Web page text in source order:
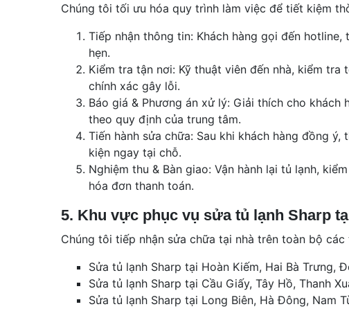
Chúng tôi tối ưu hóa quy trình làm việc để tiết kiệm
Tiếp nhận thông tin: Khách hàng gọi đến
hẹn.
Kiểm tra tận nơi: Kỹ thuật viên đến nhà, kiểm
chính xác gây lỗi.
Báo giá & Phương án xử lý: Giải thích cho
theo quy định của trung tâm.
Tiến hành sửa chữa: Sau khi khách hàng đồng
kiện ngay tại chỗ.
Nghiệm thu & Bàn giao: Vận hành lại tủ lạnh,
hóa đơn thanh toán.
5. Khu vực phục vụ sửa tủ lạnh Sharp
Chúng tôi tiếp nhận sửa chữa tại nhà trên toàn bộ
Sửa tủ lạnh Sharp tại Hoàn Kiếm, Hai Bà Trưng,
Sửa tủ lạnh Sharp tại Cầu Giấy, Tây Hồ, Thanh
Sửa tủ lạnh Sharp tại Long Biên, Hà Đông, Nam